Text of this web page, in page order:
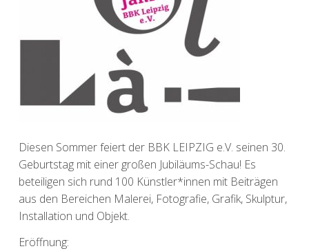
Diesen Sommer feiert der BBK LEIPZIG e.V. seinen 30.
Geburtstag mit einer großen Jubiläums-Schau! Es
beteiligen sich rund 100 Künstler*innen mit Beiträgen
aus den Bereichen Malerei, Fotografie, Grafik, Skulptur,
Installation und Objekt.
Eröffnung: